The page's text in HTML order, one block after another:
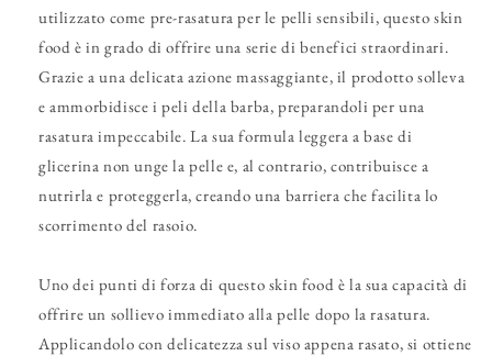
utilizzato come pre-rasatura per le pelli sensibili, questo skin
food è in grado di offrire una serie di benefici straordinari.
Grazie a una delicata azione massaggiante, il prodotto solleva
e ammorbidisce i peli della barba, preparandoli per una
rasatura impeccabile. La sua formula leggera a base di
glicerina non unge la pelle e, al contrario, contribuisce a
nutrirla e proteggerla, creando una barriera che facilita lo
scorrimento del rasoio.
Uno dei punti di forza di questo skin food è la sua capacità di
offrire un sollievo immediato alla pelle dopo la rasatura.
Applicandolo con delicatezza sul viso appena rasato, si ottiene